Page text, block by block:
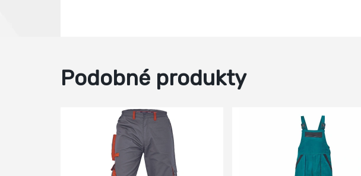
Podobné produkty